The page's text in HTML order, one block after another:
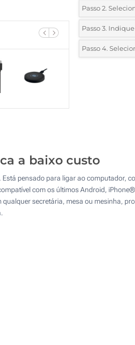
Passo 2.
*Selecione o
1 Cor (Parte
Sem impressão
Passo 3.
*Quantidade
Outra :
Passo 4.
a baixo custo
pensado para ligar ao computador,
com os últimos Android,
secretária, mesa ou mesinha,